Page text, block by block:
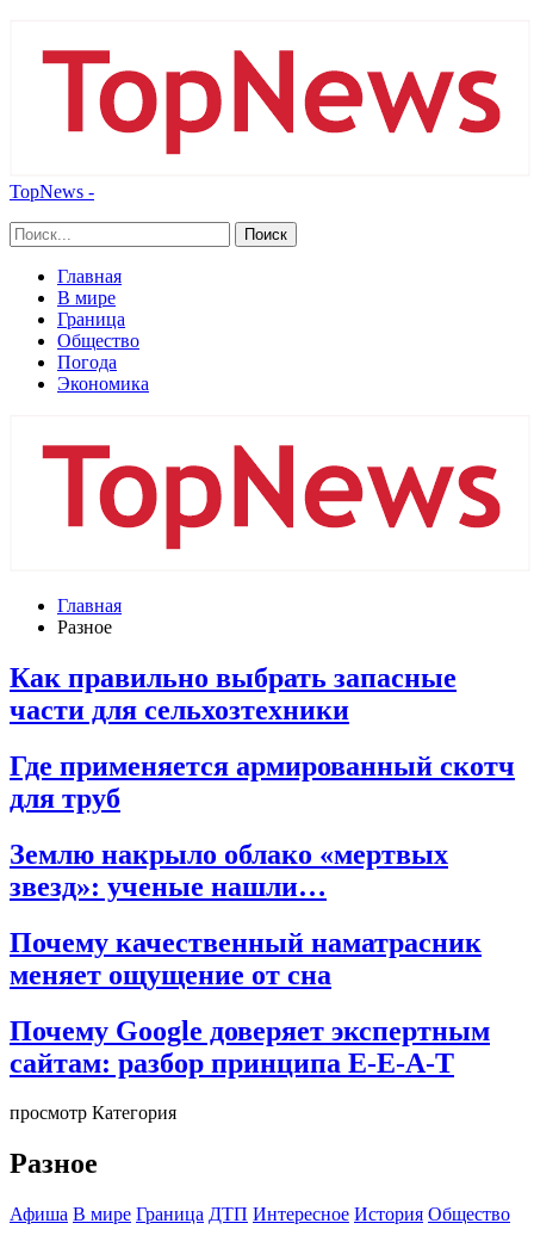
TopNews -
Главная
В мире
Граница
Общество
Погода
Экономика
Главная
Разное
Как правильно выбрать запасные
части для сельхозтехники
Где применяется армированный скотч
для труб
Землю накрыло облако «мертвых
звезд»: ученые нашли…
Почему качественный наматрасник
меняет ощущение от сна
Почему Google доверяет экспертным
сайтам: разбор принципа E-E-A-T
просмотр Категория
Разное
Афиша В мире Граница ДТП Интересное История Общество